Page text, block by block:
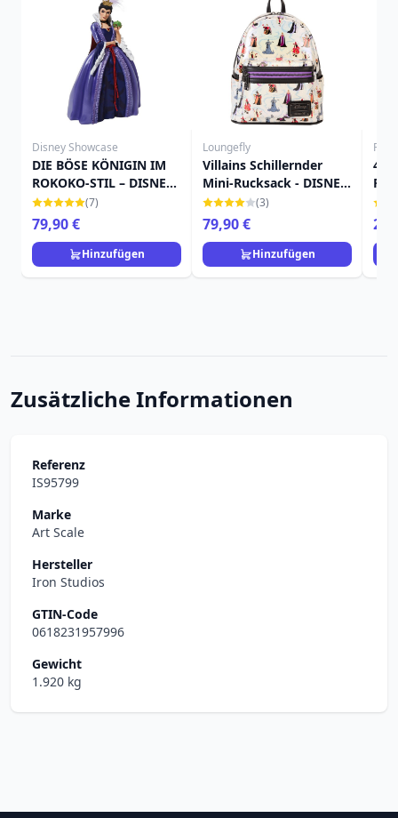
Disney Showcase
DIE BÖSE KÖNIGIN IM
ROKOKO-STIL – DISNEY
SHOWCASE HAUTE
COUTURE
(7)
79,90 €
Hinzufügen
Loungefly
Villains Schillernder
Mini-Rucksack - DISNEY
LOUNGEFLY
(3)
79,90 €
Hinzufügen
Zusätzliche Informationen
Referenz
IS95799
Marke
Art Scale
Hersteller
Iron Studios
GTIN-Code
0618231957996
Gewicht
1.920 kg